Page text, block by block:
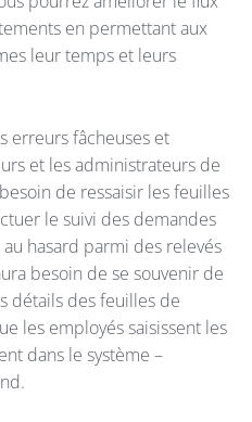
en permettant aux
leur temps et leurs
erreurs fâcheuses et
et les administrateurs de
de ressaisir les feuilles
le suivi des demandes
hasard parmi des relevés
besoin de se souvenir de
détails des feuilles de
les employés saisissent les
dans le système –